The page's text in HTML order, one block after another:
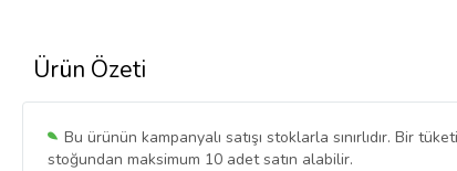
Ürün Özeti
Bu ürünün kampanyalı satışı stoklarla sınırlıdır. Bir
stoğundan maksimum 10 adet satın alabilir.